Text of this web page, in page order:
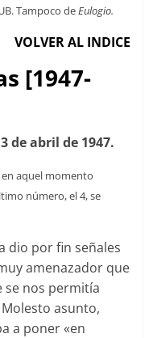
Tampoco deEulogio.
VOLVER AL INDICE
[1947-
de abril de 1947.
aquel momento
número, el 4, se
dio por fin señales
amenazador que
se nos permitía
asunto,
a poner «en